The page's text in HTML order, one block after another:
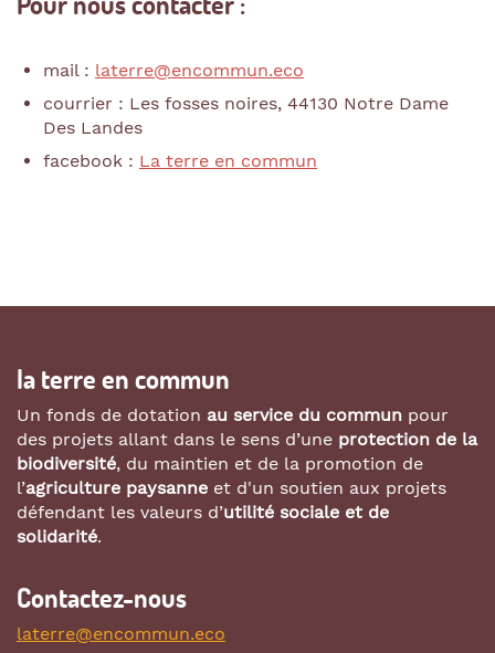
mail : laterre@encommun.eco
courrier : Les fosses noires, 44130 Notre Dame
Des Landes
facebook : La terre en commun
la terre en commun
Un fonds de dotation au service du commun pour
des projets allant dans le sens d’une protection de la
biodiversité, du maintien et de la promotion de
l’agriculture paysanne et d'un soutien aux projets
défendant les valeurs d’utilité sociale et de
solidarité.
Contactez-nous
laterre@encommun.eco